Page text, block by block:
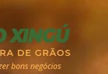
bons negócios